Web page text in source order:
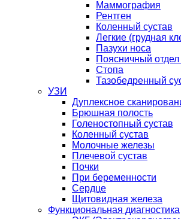
Маммография
Рентген
Коленный сустав
Легкие (грудная
Пазухи носа
Поясничный отдел
Стопа
Тазобедренный
УЗИ
Дуплексное
Брюшная полость
Голеностопный сустав
Коленный сустав
Молочные железы
Плечевой сустав
Почки
При беременности
Сердце
Щитовидная железа
Функциональная диагностика